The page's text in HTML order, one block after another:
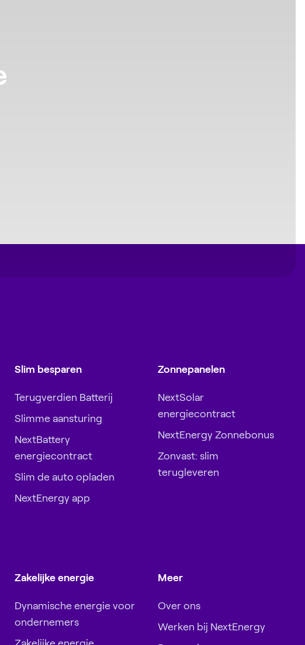
Slim besparen
Terugverdien Batterij
Slimme aansturing
NextBattery
energiecontract
Slim de auto opladen
NextEnergy app
Zonnepanelen
NextSolar
energiecontract
NextEnergy Zonnebonus
Zonvast: slim
terugleveren
Zakelijke energie
Dynamische energie voor
ondernemers
Meer
Over ons
Werken bij NextEnergy